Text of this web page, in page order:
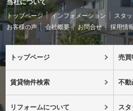
当社について
トップページ インフォメーション スタ
お客様の声
会社概要 お問合せ 採用情
トップページ 売買
賃貸物件検索 不動
リフォームについて ス